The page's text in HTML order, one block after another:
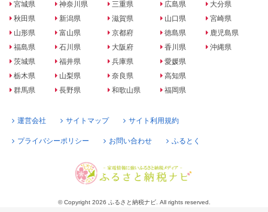
宮城県
秋田県
山形県
福島県
茨城県
栃木県
群馬県
神奈川県
新潟県
富山県
石川県
福井県
山梨県
長野県
三重県
滋賀県
京都府
大阪府
兵庫県
奈良県
和歌山県
広島県
山口県
徳島県
香川県
愛媛県
高知県
福岡県
大分県
宮崎県
鹿児島県
沖縄県
運営会社 サイトマップ サイト利用規約
プライバシーポリシー お問い合わせ ふるとく
© Copyright 2026 ふるさと納税ナビ. All rights reserved.